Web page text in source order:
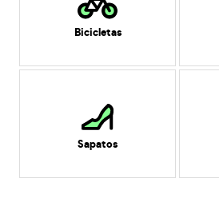
Bicicletas
Sapatos